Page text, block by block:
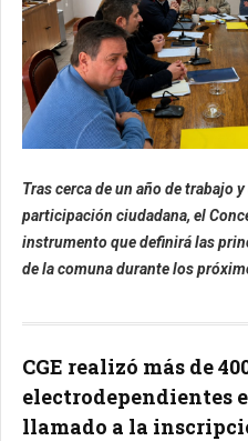
Tras cerca de un año de trabajo
participación ciudadana, el
instrumento que definirá las
de la comuna durante los
CGE realizó más de
electrodependientes
llamado a la